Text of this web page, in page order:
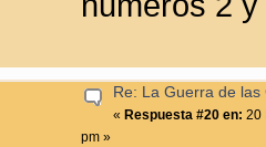
Re: La Guerra de las
« Respuesta #20 en: 20
pm »